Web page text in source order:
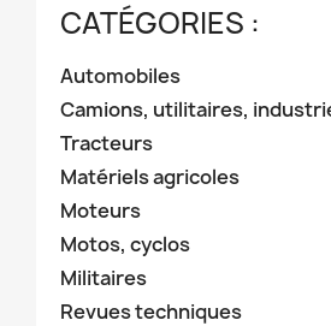
CATÉGORIES :
Automobiles
Camions, utilitaires,
Tracteurs
Matériels agricoles
Moteurs
Motos, cyclos
Militaires
Revues techniques